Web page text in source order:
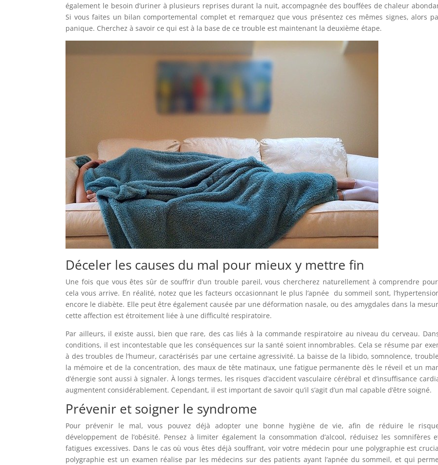
également le besoin d’uriner à plusieurs reprises durant la nuit, accompagnée des bouffées de chaleur
Si vous faites un bilan comportemental complet et remarquez que vous présentez ces mêmes signes, alors
panique. Cherchez à savoir ce qui est à la base de ce trouble est maintenant la deuxième étape.
Déceler les causes du mal pour mieux y mettre fin
Une fois que vous êtes sûr de souffrir d’un trouble pareil, vous chercherez naturellement à comprendre
cela vous arrive. En réalité, notez que les facteurs occasionnant le plus l’apnée du sommeil sont,
encore le diabète. Elle peut être également causée par une déformation nasale, ou des amygdales dans la
cette affection est étroitement liée à une difficulté respiratoire.
Par ailleurs, il existe aussi, bien que rare, des cas liés à la commande respiratoire au niveau du cerveau.
conditions, il est incontestable que les conséquences sur la santé soient innombrables. Cela se résume par
à des troubles de l’humeur, caractérisés par une certaine agressivité. La baisse de la libido, somnolence,
la mémoire et de la concentration, des maux de tête matinaux, une fatigue permanente dès le réveil et un
d’énergie sont aussi à signaler. À longs termes, les risques d’accident vasculaire cérébral et d’insuffisance
augmentent considérablement. Cependant, il est important de savoir qu’il s’agit d’un mal capable d’être soigné.
Prévenir et soigner le syndrome
Pour prévenir le mal, vous pouvez déjà adopter une bonne hygiène de vie, afin de réduire le
développement de l’obésité. Pensez à limiter également la consommation d’alcool, réduisez les somnifères
fatigues excessives. Dans le cas où vous êtes déjà souffrant, voir votre médecin pour une polygraphie est
polygraphie est un examen réalise par les médecins sur des patients ayant l’apnée du sommeil, et qui